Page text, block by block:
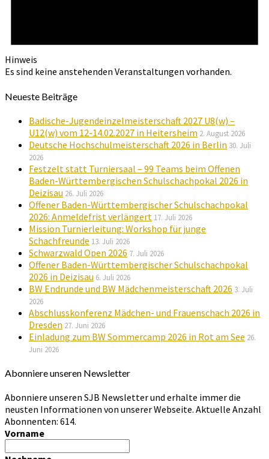
Hinweis
Es sind keine anstehenden Veranstaltungen vorhanden.
Neueste Beiträge
Badische-Jugendeinzelmeisterschaft 2027 U8(w) –
U12(w) vom 12-14.02.2027 in Heitersheim 2. August 2026
Deutsche Hochschulmeisterschaft 2026 in Berlin 30. Juli
2026
Festzelt statt Turniersaal – 99 Teams beim Offenen
Baden-Württembergischen Schulschachpokal 2026 in
Deizisau 26. Juli 2026
Offener Baden-Württembergischer Schulschachpokal
2026: Anmeldefrist verlängert 17. Juli 2026
Mission Turnierleitung: Workshop für junge
Schachfreunde 13. Juli 2026
Schwarzwald Open 2026 7. Juli 2026
Offener Baden-Württembergischer Schulschachpokal
2026 in Deizisau 6. Juli 2026
BW Endrunde und BW Mädchenmeisterschaft 2026 3. Juli
2026
Abschlusskonferenz Mädchen- und Frauenschach 2026 in
Dresden 27. Juni 2026
Einladung zum BW Sommercamp 2026 in Rot am See 26.
Juni 2026
Abonniere unseren Newsletter
Abonniere unseren SJB Newsletter und erhalte immer die
neusten Informationen von unserer Webseite. Aktuelle Anzahl
Abonnenten: 614.
Vorname